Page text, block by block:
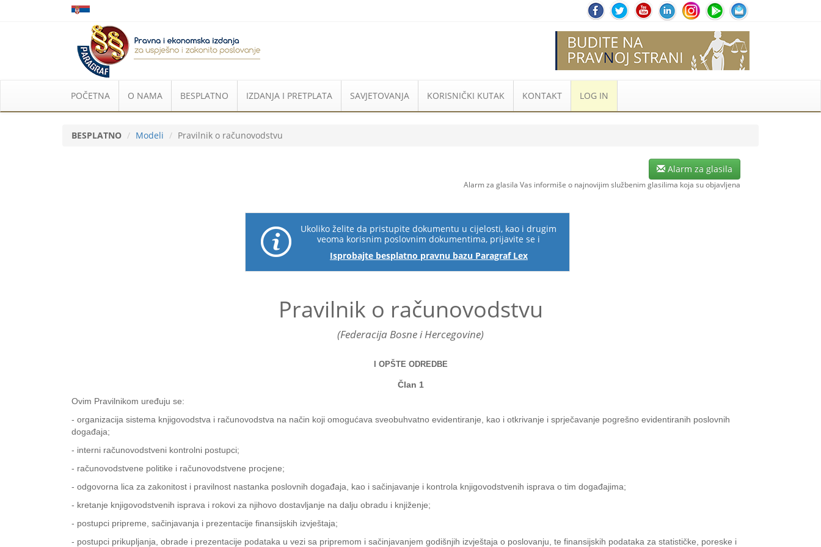
POČETNA O NAMA BESPLATNO IZDANJA I PRETPLATA SAVJETOVANJA KORISNIČKI KUTAK KONTAKT LOG IN
BESPLATNO Modeli Pravilnik o računovodstvu
Alarm za glasila
Alarm za glasila Vas informiše o najnovijim službenim glasilima koja su objavljena
Ukoliko želite da pristupite dokumentu u cijelosti, kao i drugim
veoma korisnim poslovnim dokumentima, prijavite se i
Isprobajte besplatno pravnu bazu Paragraf Lex
Pravilnik o računovodstvu
(Federacija Bosne i Hercegovine)
I OPŠTE ODREDBE
Član 1
Ovim Pravilnikom uređuju se:
- organizacija sistema knjigovodstva i računovodstva na način koji omogućava sveobuhvatno evidentiranje, kao i otkrivanje i sprječavanje pogrešno evidentiranih poslovnih
događaja;
- interni računovodstveni kontrolni postupci;
- računovodstvene politike i računovodstvene procjene;
- odgovorna lica za zakonitost i pravilnost nastanka poslovnih događaja, kao i sačinjavanje i kontrola knjigovodstvenih isprava o tim događajima;
- kretanje knjigovodstvenih isprava i rokovi za njihovo dostavljanje na dalju obradu i knjiženje;
- postupci pripreme, sačinjavanja i prezentacije finansijskih izvještaja;
- postupci prikupljanja, obrade i prezentacije podataka u vezi sa pripremom i sačinjavanjem godišnjih izvještaja o poslovanju, te finansijskih podataka za statističke, poreske i